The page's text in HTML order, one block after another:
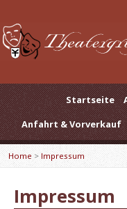
Startseite
Anfahrt & Vorverkauf
Home > Impressum
Impressum